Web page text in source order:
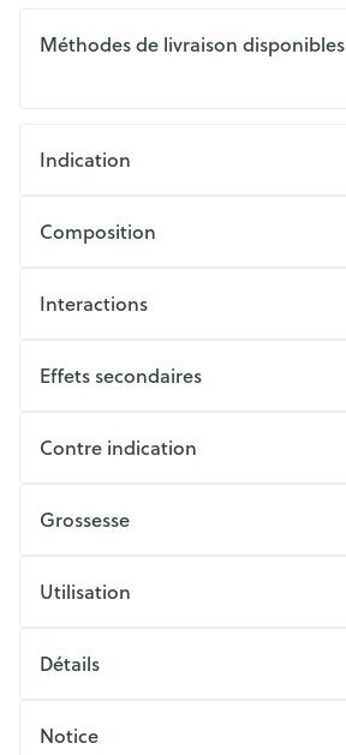
Méthodes de livraison disponibles
Indication
Composition
Interactions
Effets secondaires
Contre indication
Grossesse
Utilisation
Détails
Notice